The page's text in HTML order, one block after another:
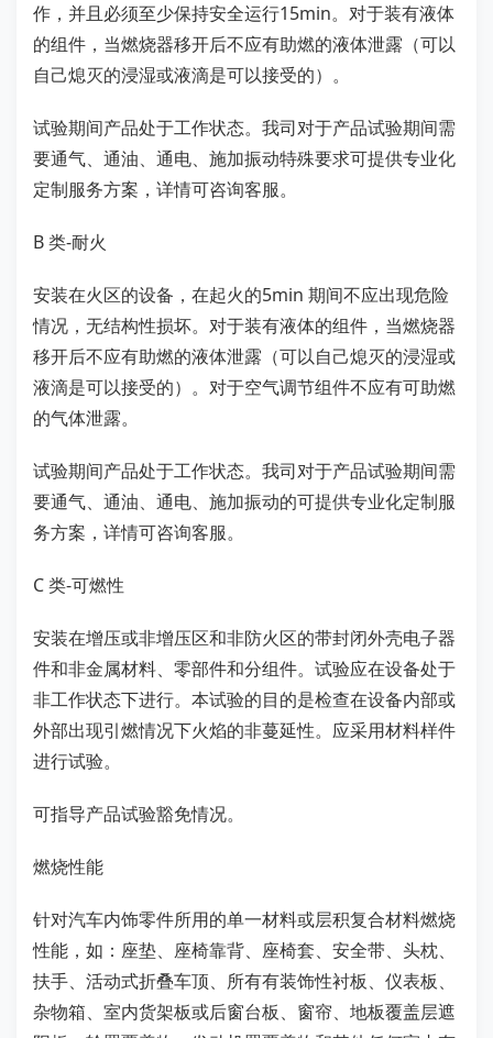
作，并且必须至少保持安全运行15min。对于装有液体
的组件，当燃烧器移开后不应有助燃的液体泄露（可以
自己熄灭的浸湿或液滴是可以接受的）。
试验期间产品处于工作状态。我司对于产品试验期间需
要通气、通油、通电、施加振动特殊要求可提供专业化
定制服务方案，详情可咨询客服。
B 类-耐火
安装在火区的设备，在起火的5min 期间不应出现危险
情况，无结构性损坏。对于装有液体的组件，当燃烧器
移开后不应有助燃的液体泄露（可以自己熄灭的浸湿或
液滴是可以接受的）。对于空气调节组件不应有可助燃
的气体泄露。
试验期间产品处于工作状态。我司对于产品试验期间需
要通气、通油、通电、施加振动的可提供专业化定制服
务方案，详情可咨询客服。
C 类-可燃性
安装在增压或非增压区和非防火区的带封闭外壳电子器
件和非金属材料、零部件和分组件。试验应在设备处于
非工作状态下进行。本试验的目的是检查在设备内部或
外部出现引燃情况下火焰的非蔓延性。应采用材料样件
进行试验。
可指导产品试验豁免情况。
燃烧性能
针对汽车内饰零件所用的单一材料或层积复合材料燃烧
性能，如：座垫、座椅靠背、座椅套、安全带、头枕、
扶手、活动式折叠车顶、所有有装饰性衬板、仪表板、
杂物箱、室内货架板或后窗台板、窗帘、地板覆盖层遮